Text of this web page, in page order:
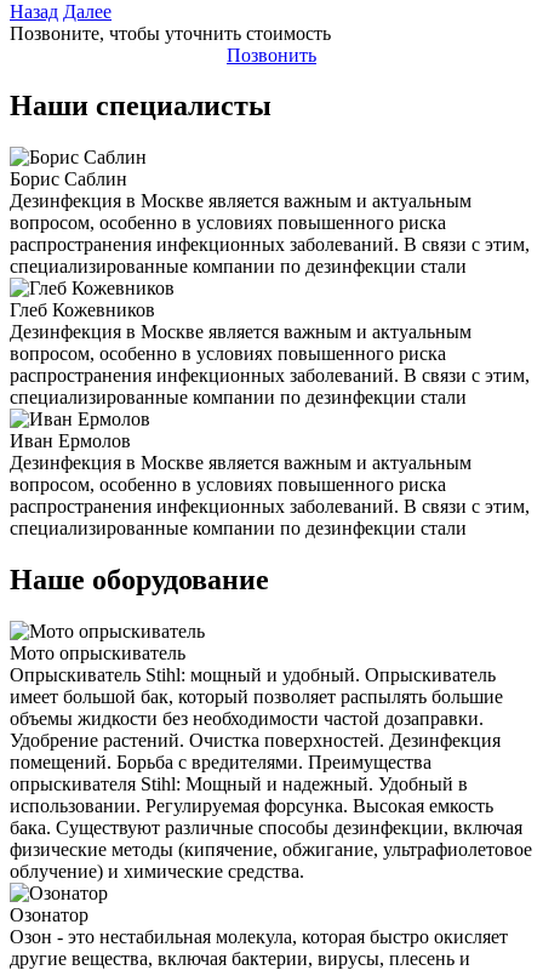
Назад Далее
Позвоните, чтобы уточнить стоимость
Позвонить
Наши специалисты
Борис Саблин
Дезинфекция в Москве является важным и актуальным
вопросом, особенно в условиях повышенного риска
распространения инфекционных заболеваний. В связи с этим,
специализированные компании по дезинфекции стали
Глеб Кожевников
Дезинфекция в Москве является важным и актуальным
вопросом, особенно в условиях повышенного риска
распространения инфекционных заболеваний. В связи с этим,
специализированные компании по дезинфекции стали
Иван Ермолов
Дезинфекция в Москве является важным и актуальным
вопросом, особенно в условиях повышенного риска
распространения инфекционных заболеваний. В связи с этим,
специализированные компании по дезинфекции стали
Наше оборудование
Мото опрыскиватель
Опрыскиватель Stihl: мощный и удобный. Опрыскиватель
имеет большой бак, который позволяет распылять большие
объемы жидкости без необходимости частой дозаправки.
Удобрение растений. Очистка поверхностей. Дезинфекция
помещений. Борьба с вредителями. Преимущества
опрыскивателя Stihl: Мощный и надежный. Удобный в
использовании. Регулируемая форсунка. Высокая емкость
бака. Существуют различные способы дезинфекции, включая
физические методы (кипячение, обжигание, ультрафиолетовое
облучение) и химические средства.
Озонатор
Озон - это нестабильная молекула, которая быстро окисляет
другие вещества, включая бактерии, вирусы, плесень и